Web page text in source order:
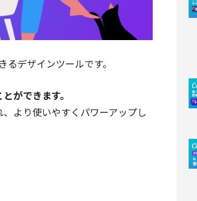
デザインツールです。
ができます。
、より使いやすくパワーアップし